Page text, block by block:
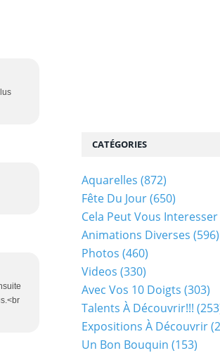
CATÉGORIES
Aquarelles (872)
Fête Du Jour(650)
Cela Peut Vous Interesser
Animations Diverses (596)
Photos (460)
Videos (330)
Avec Vos 10 Doigts (303)
Talents À Découvrir!!!
Expositions À Découvrir
Un Bon Bouquin (153)